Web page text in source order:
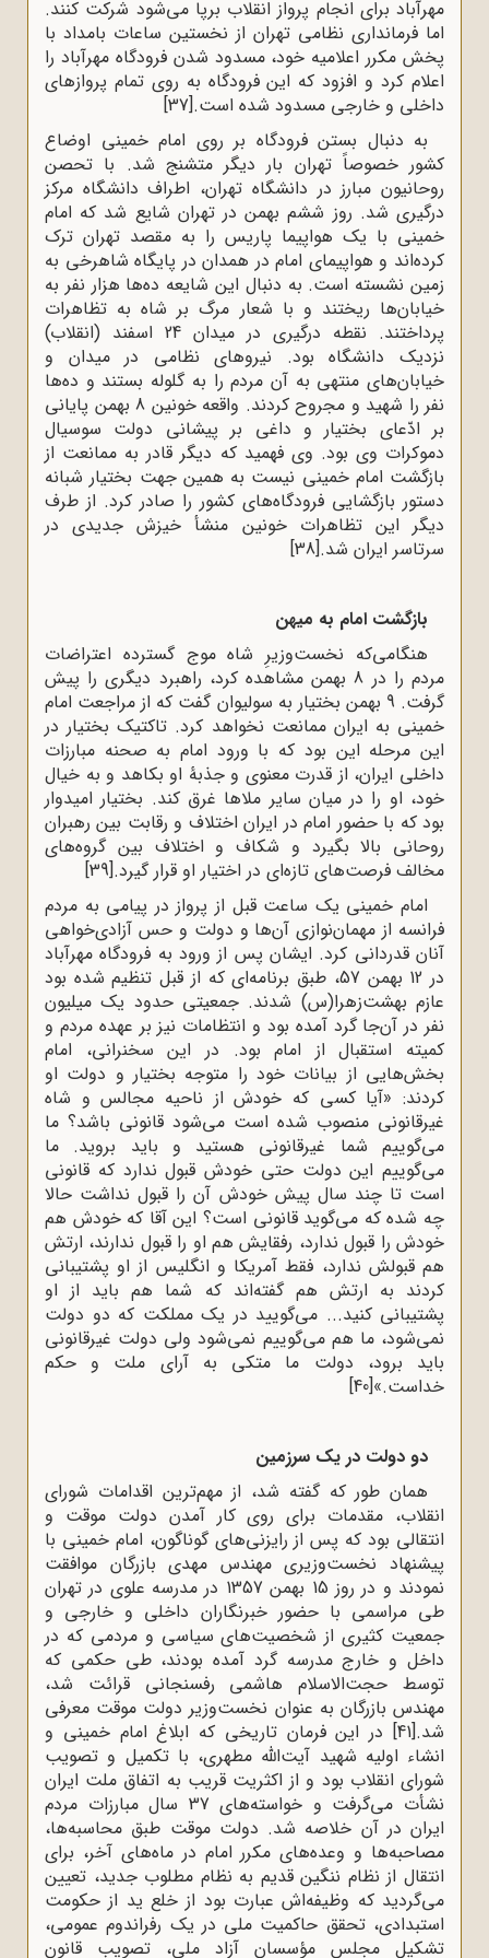
مهرآباد برای انجام پرواز انقلاب برپا می‌شود شرکت کنند.
اما فرمانداری نظامی تهران از نخستین ساعات بامداد با
پخش مکرر اعلامیه‌ خود، مسدود شدن فرودگاه مهرآباد را
اعلام کرد و افزود که این فرودگاه به روی تمام پرواز‌های
داخلی و خارجی مسدود شده است.[37]
به‌ دنبال‌ بستن‌ فرودگاه‌ بر روی‌ امام‌ خمینی‌ اوضاع‌
کشور خصوصاً تهران‌ بار دیگر متشنج‌ شد. با تحصن‌
روحانیون‌ مبارز در دانشگاه‌ تهران‌، اطراف‌ دانشگاه‌ مرکز
درگیری‌ شد. روز ششم‌ بهمن‌ در تهران‌ شایع‌ شد که‌ امام‌
خمینی‌ با یک‌ هواپیما پاریس‌ را به‌ مقصد تهران‌ ترک‌
کرده‌اند و هواپیمای‌ امام‌ در همدان‌ در پایگاه‌ شاهرخی‌ به‌
زمین‌ نشسته است‌. به‌ دنبال‌ این‌ شایعه‌ ده‌ها هزار نفر به‌
خیابان‌ها ریختند و با شعار مرگ‌ بر شاه‌ به‌ تظاهرات‌
پرداختند. نقطه‌‌ درگیری‌ در میدان‌ 24 اسفند (انقلاب‌)
نزدیک‌ دانشگاه‌ بود. نیروهای‌ نظامی‌ در میدان‌ و
خیابان‌های‌ منتهی‌ به‌ آن‌ مردم‌ را به‌ گلوله‌ بستند و ده‌ها
نفر را شهید و مجروح‌ کردند. واقعه‌‌ خونین‌ 8 بهمن‌ پایانی‌
بر ادّعای‌ بختیار و داغی‌ بر پیشانی‌ دولت‌ سوسیال‌
دموکرات‌ وی‌ بود. وی‌ فهمید که‌ دیگر قادر به‌ ممانعت‌ از
بازگشت‌ امام‌ خمینی ‌نیست‌ به‌ همین‌ جهت‌ بختیار شبانه‌
دستور بازگشایی‌ فرودگاه‌های‌ کشور را صادر کرد. از طرف‌
دیگر این‌ تظاهرات‌ خونین‌ منشأ خیزش‌ جدیدی‌ در
سرتاسر ایران‌ شد.[38]
بازگشت امام به میهن
هنگامی‌که نخست‌وزیرِ شاه موج گسترده اعتراضات
مردم را در 8 بهمن مشاهده کرد، راهبرد دیگری را پیش
گرفت. 9 بهمن بختیار به سولیوان گفت که از مراجعت امام
خمینی به ایران ممانعت نخواهد کرد. تاکتیک بختیار در
این مرحله این بود که با ورود امام به صحنه مبارزات
داخلی ایران، از قدرت معنوی و جذبۀ او بکاهد و به خیال
خود، او را در میان سایر ملاها غرق کند. بختیار امیدوار
بود که با حضور امام در ایران اختلاف و رقابت بین رهبران
روحانی بالا بگیرد و شکاف و اختلاف بین گروه‌های
مخالف فرصت‌های تازه‌ای در اختیار او قرار گیرد.[39]
امام خمینی یک ساعت قبل از پرواز در پیامی به مردم
فرانسه از مهمان‌نوازی آن‌ها و دولت و حس آزادی‌خواهی
آنان قدردانی کرد. ایشان پس از ورود به فرودگاه مهرآباد
در 12 بهمن 57، طبق برنامه‌ای که از قبل تنظیم شده بود
عازم بهشت‌زهرا(س) شدند. جمعیتی حدود یک میلیون
نفر در آن‌جا گرد آمده بود و انتظامات نیز بر عهده مردم و
کمیته استقبال از امام بود. در این سخنرانی، امام
بخش‌هایی از بیانات خود را متوجه بختیار و دولت او
کردند: «آیا کسی که خودش از ناحیه مجالس و شاه
غیرقانونی منصوب شده است می‌شود قانونی باشد؟ ما
می‌گوییم شما غیرقانونی هستید و باید بروید. ما
می‌گوییم این دولت حتی خودش قبول ندارد که قانونی
است تا چند سال پیش خودش آن‌ را قبول نداشت حالا
چه شده که می‌گوید قانونی است؟ این آقا که خودش هم
خودش را قبول ندارد، رفقایش هم او را قبول ندارند، ارتش
هم قبولش ندارد، فقط آمریکا و انگلیس از او پشتیبانی
کردند به ارتش هم گفته‌اند که شما هم باید از او
پشتیبانی کنید... می‌گویید در یک مملکت که دو دولت
نمی‌شود، ما هم می‌گوییم نمی‌شود ولی دولت غیرقانونی
باید برود، دولت ما متکی به آرای ملت و حکم
خداست.»[40]
دو دولت در یک سرزمین
همان ‌طور که گفته شد، از مهم‌ترین اقدامات شورای
انقلاب، مقدمات برای روی کار آمدن دولت موقت و
انتقالی بود که پس از رایزنی‌های گوناگون، امام خمینی با
پیشنهاد نخست‌وزیری مهندس مهدی بازرگان موافقت
نمودند و در روز 15 بهمن 1357 در مدرسه علوی در تهران
طی مراسمی با حضور خبرنگاران داخلی و خارجی و
جمعیت کثیری از شخصیت‌های سیاسی و مردمی که در
داخل و خارج مدرسه گرد آمده بودند، طی حکمی که
توسط حجت‌الاسلام هاشمی رفسنجانی قرائت شد،
مهندس بازرگان به ‌عنوان نخست‌وزیر دولت موقت معرفی
شد.[41]
در این فرمان تاریخی که ابلاغ امام خمینی و
انشاء اولیه شهید آیت‌الله مطهری، با تکمیل و تصویب
شورای انقلاب بود و از اکثریت قریب به اتفاق ملت ایران
نشأت می‌گرفت و خواسته‌های 37 سال مبارزات مردم
ایران در آن خلاصه شد. دولت موقت طبق محاسبه‌ها،
مصاحبه‌ها و وعده‌های مکرر امام در ماه‌های آخر، برای
انتقال از نظام ننگین قدیم به نظام مطلوب جدید، تعیین
می‌گردید که وظیفه‌اش عبارت بود از خلع ‌ید از حکومت
استبدادی، تحقق حاکمیت ملی در یک رفراندوم عمومی،
تشکیل مجلس مؤسسان آزاد ملی، تصویب قانون